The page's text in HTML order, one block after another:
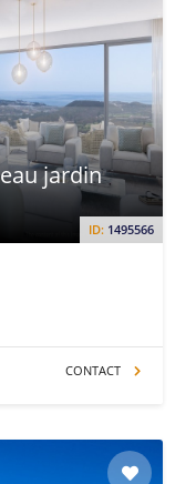
ID: 1495566
jardin
CONTACT